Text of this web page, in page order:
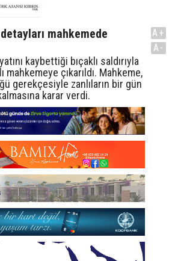
mahkemede
kaybettiği bıçaklı saldırıyla
çıkarıldı. Mahkeme,
gerekçesiyle zanlıların bir gün
karar verdi.
A+
A-